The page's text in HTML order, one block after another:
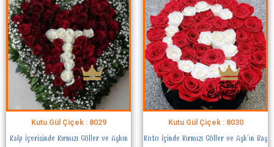
Kutu Gül Çiçek : 8029
Kalp İçerisinde Kırmızı Güller ve Aşkın
Kutu Gül Çiçek : 8030
Kutu İçinde Kırmızı Güller ve Aşk’ın Baş